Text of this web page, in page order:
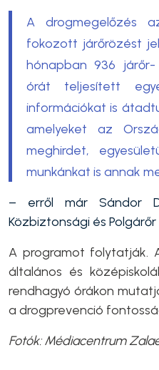
A drogmegelőzés
fokozott járőrözést
hónapban 936 járőr-
órát teljesített
információkat is
amelyeket az
meghirdet,
munkánkat is annak
– erről már Sándor
Közbiztonsági és Polgárőr
A programot folytatják.
általános és
rendhagyó órákon
a drogprevenció
Fotók:Médiacentrum